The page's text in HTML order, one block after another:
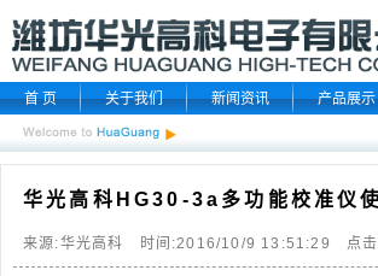
首 页 关于我们 新闻资讯 产品展示
华光高科HG30-3a多功能校准仪
来源:华光高科 时间:2016/10/9 13:51:29 点